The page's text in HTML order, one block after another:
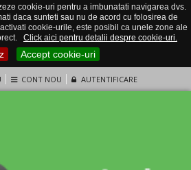
cookie-uri pentru a imbunatati navigarea dvs.
daca sunteti sau nu de acord cu folosirea de
cookie-urile, este posibil ca unele zone ale
Click aici pentru detalii despre cookie-uri.
Accept cookie-uri
CONT NOU AUTENTIFICARE